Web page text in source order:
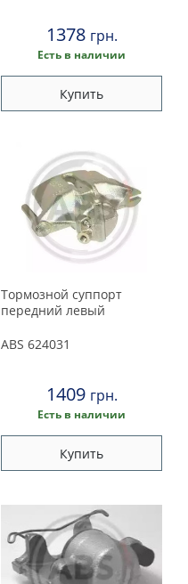
1378 грн.
Есть в наличии
Купить
Тормозной суппорт
передний левый
ABS 624031
1409 грн.
Есть в наличии
Купить